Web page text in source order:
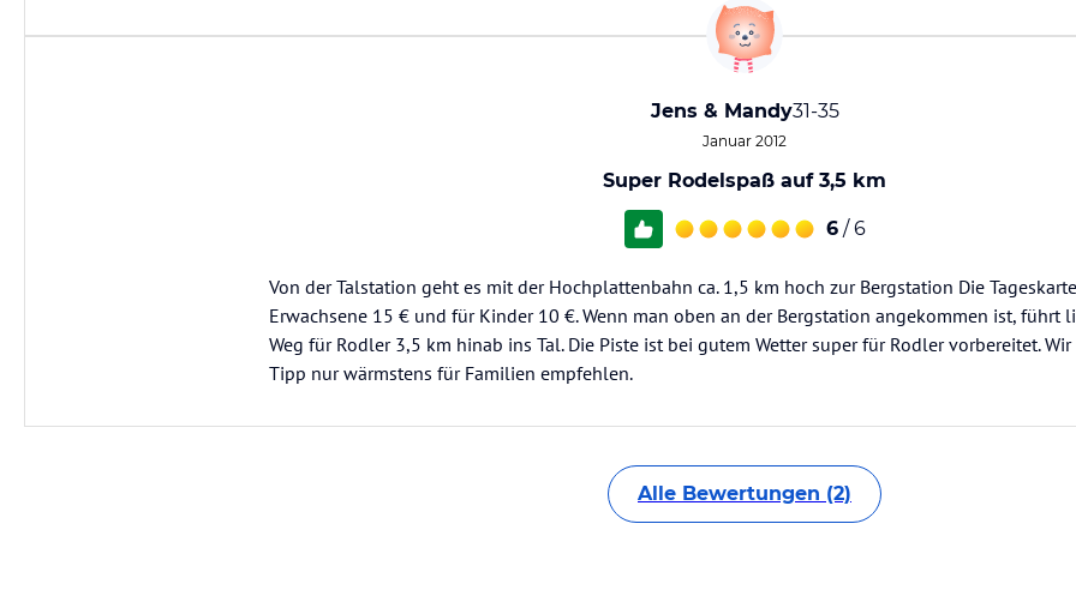
Jens & Mandy31-35
Januar 2012
Super Rodelspaß auf 3,5 km
6 / 6
Von der Talstation geht es mit der Hochplattenbahn ca. 1,5 km hoch zur Bergstation Die
Erwachsene 15 € und für Kinder 10 €. Wenn man oben an der Bergstation angekommen ist, führt
Weg für Rodler 3,5 km hinab ins Tal. Die Piste ist bei gutem Wetter super für Rodler vorbereitet.
Tipp nur wärmstens für Familien empfehlen.
Alle Bewertungen (2)